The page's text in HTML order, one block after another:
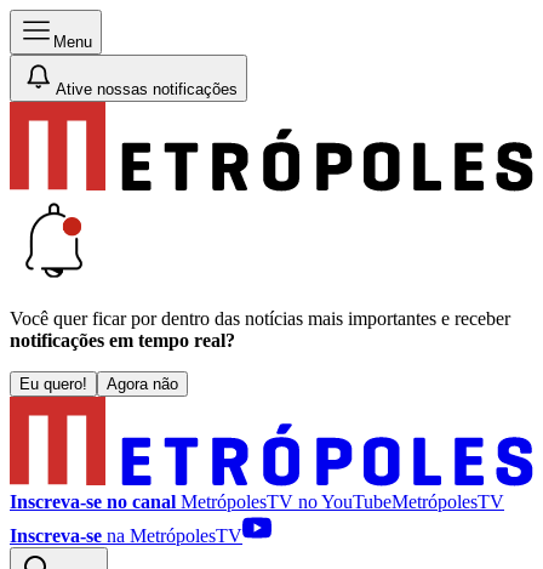
Menu
Ative nossas notificações
Você quer ficar por dentro das notícias mais importantes e receber
notificações em tempo real?
Eu quero! Agora não
Inscreva-se no canal MetrópolesTV noYouTubeMetrópolesTV
Inscreva-se na MetrópolesTV